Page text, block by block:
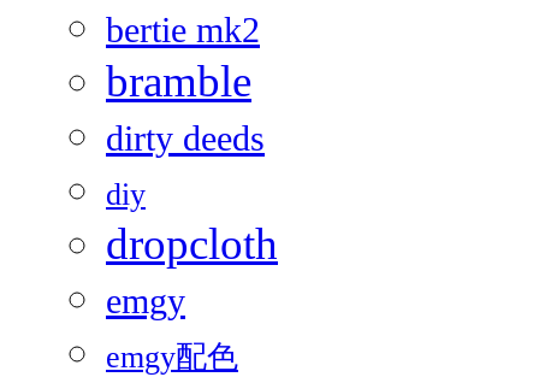
bertie mk2
bramble
dirty deeds
diy
dropcloth
emgy
emgy配色